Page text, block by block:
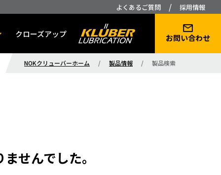
よくあるご質問 / 採用情報
クローズアップ お問い合わせ
NOKクリューバーホーム / 製品情報 / 製品検索
せんでした。